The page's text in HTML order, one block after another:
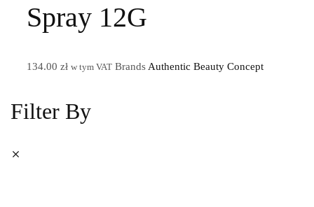
Spray 12G
134.00 zł w tym VATBrands Authentic Beauty Concept
Filter By